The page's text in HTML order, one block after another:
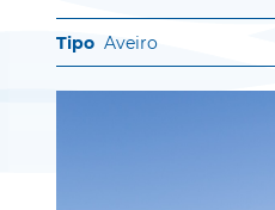
Aveiro